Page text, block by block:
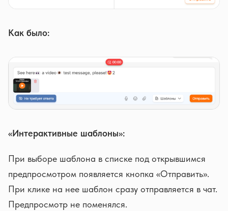
Как было:
«Интерактивные шаблоны»:
При выборе шаблона в списке под открывшимся
предпросмотром появляется кнопка «Отправить».
При клике на нее шаблон сразу отправляется в чат.
Предпросмотр не поменялся.